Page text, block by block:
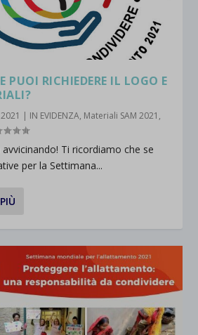
PUOI RICHIEDERE IL LOGO E
| IN EVIDENZA, Materiali SAM 2021 ,
Ti ricordiamo che se
per la Settimana...